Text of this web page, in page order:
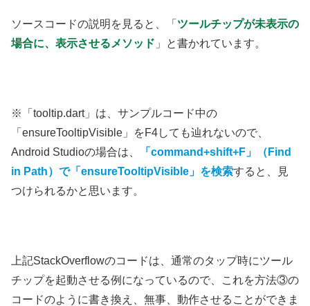
ソースコードの説明を見ると、「 ツールチップが未表示の
場合に、表示させるメソッド 」と書かれています。
※「tooltip.dart」は、サンプルコード中の
「ensureTooltipVisible」をF4しても辿れないので、
Android Studioの場合は、
「command+shift+F」（Find
in Path）で「ensureTooltipVisible」を検索すると、見
つけられるかと思います。
上記StackOverflowのコードは、通常のタップ時にツール
チップを起動させる例になっているので、これを方法③の
コードのように書き換え、無事、動作させることができま